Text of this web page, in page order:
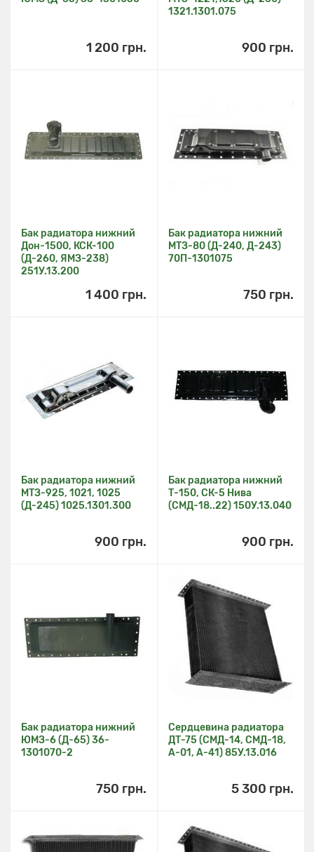
1 200 грн.
1321.1301.075
900 грн.
Бак радиатора нижний
Дон-1500, КСК-100
(Д-260, ЯМЗ-238)
251У.13.200
1 400 грн.
Бак радиатора нижний
МТЗ-80 (Д-240, Д-243)
70П-1301075
750 грн.
Бак радиатора нижний
МТЗ-925, 1021, 1025
(Д-245) 1025.1301.300
900 грн.
Бак радиатора нижний
Т-150, СК-5 Нива
(СМД-18..22) 150У.13.040
900 грн.
Бак радиатора нижний
ЮМЗ-6 (Д-65) 36-
1301070-2
750 грн.
Сердцевина радиатора
ДТ-75 (СМД-14, СМД-18,
A-01, A-41) 85У.13.016
5 300 грн.